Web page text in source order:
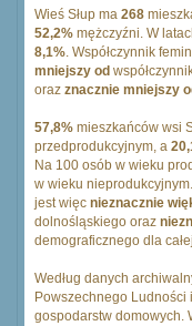
Wieś Słup ma 268
52,2% mężczyźni. W
8,1%. Współczynnik
mniejszy od
oraz znacznie mniejszy
57,8% mieszkańców wsi
przedprodukcyjnym, a
Na 100 osób w wieku
w wieku
jest więc nieznacznie
dolnośląskiego oraz
demograficznego dla
Według danych
Powszechnego Ludności
gospodarstw domowych.